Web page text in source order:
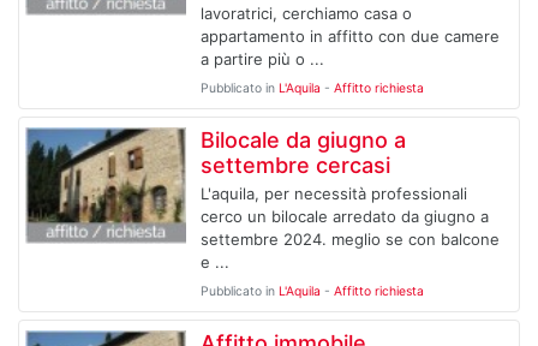
lavoratrici, cerchiamo casa o
appartamento in affitto con due camere
a partire più o ...
Pubblicato in L'Aquila - Affitto richiesta
Bilocale da giugno a
settembre cercasi
L'aquila, per necessità professionali
cerco un bilocale arredato da giugno a
settembre 2024. meglio se con balcone
e ...
Pubblicato in L'Aquila - Affitto richiesta